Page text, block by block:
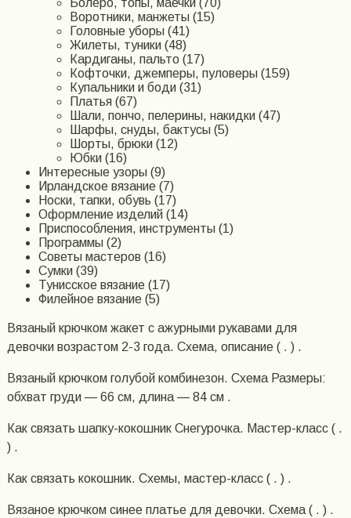
Воротники, манжеты (15)
Головные уборы (41)
Жилеты, туники (48)
Кардиганы, пальто (17)
Кофточки, джемперы, пуловеры (159)
Купальники и боди (31)
Платья (67)
Шали, пончо, пелерины, накидки (47)
Шарфы, снуды, бактусы (5)
Шорты, брюки (12)
Юбки (16)
Интересные узоры (9)
Ирландское вязание (7)
Носки, тапки, обувь (17)
Оформление изделий (14)
Приспособления, инструменты (1)
Программы (2)
Советы мастеров (16)
Сумки (39)
Тунисское вязание (17)
Филейное вязание (5)
Вязаный крючком жакет с ажурными рукавами для
девочки возрастом 2-3 года. Схема, описание ( . ) .
Вязаный крючком голубой комбинезон. Схема Размеры:
обхват груди — 66 см, длина — 84 см .
Как связать шапку-кокошник Снегурочка. Мастер-класс ( .
) .
Как связать кокошник. Схемы, мастер-класс ( . ) .
Вязаное крючком синее платье для девочки. Схема ( . ) .